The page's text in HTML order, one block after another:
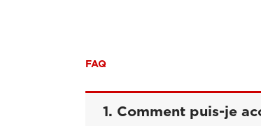
FAQ
1. Comment puis-je